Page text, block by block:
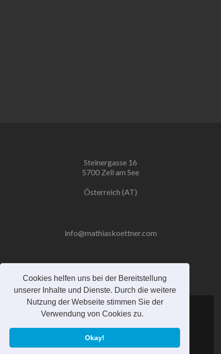
Cookies helfen uns bei der Bereitstellung
unserer Inhalte und Dienste. Durch die weitere
Nutzung der Webseite stimmen Sie der
Verwendung von Cookies zu.
Okay!
Steinergasse 16
5700 Zell am See
Österreich (AT)
info@mathiaskoettner.com
+43 (0) 68 0152 2650